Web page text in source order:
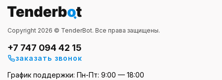
Copyright 2026 © TenderBot. Все права защищены.
+7 747 094 42 15
заказать звонок
График поддержки: Пн-Пт: 9:00 — 18:00